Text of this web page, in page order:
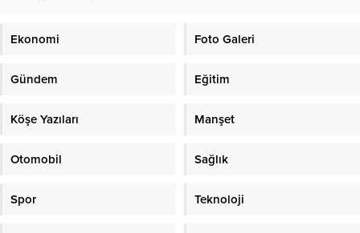
Ekonomi Foto Galeri
Gündem Eğitim
Köşe Yazıları Manşet
Otomobil Sağlık
Spor Teknoloji